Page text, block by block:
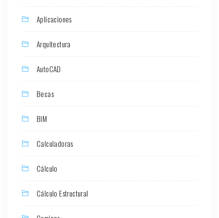
Aplicaciones
Arquitectura
AutoCAD
Becas
BIM
Calculadoras
Cálculo
Cálculo Estructural